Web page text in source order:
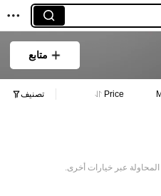
متابع
Price تصنيف
عبر خيارات أخرى.